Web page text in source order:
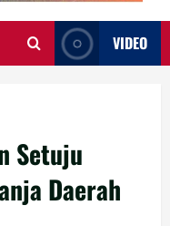
VIDEO
Setuju
Daerah